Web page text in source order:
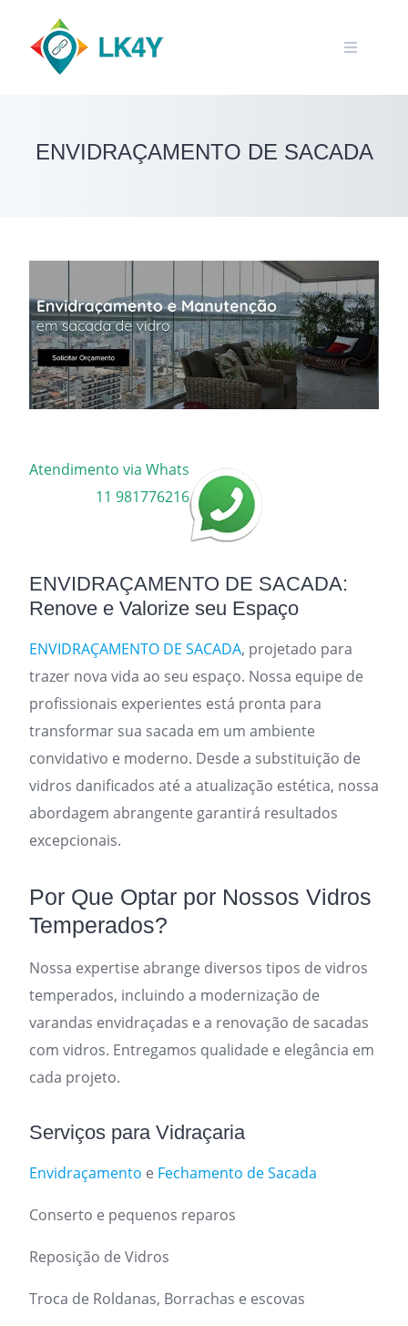
content
ENVIDRAÇAMENTO DE SACADA
Atendimento via Whats
11 981776216
ENVIDRAÇAMENTO DE SACADA:
Renove e Valorize seu Espaço
ENVIDRAÇAMENTO DE SACADA, projetado para
trazer nova vida ao seu espaço. Nossa equipe de
profissionais experientes está pronta para
transformar sua sacada em um ambiente
convidativo e moderno. Desde a substituição de
vidros danificados até a atualização estética, nossa
abordagem abrangente garantirá resultados
excepcionais.
Por Que Optar por Nossos Vidros
Temperados?
Nossa expertise abrange diversos tipos de vidros
temperados, incluindo a modernização de
varandas envidraçadas e a renovação de sacadas
com vidros. Entregamos qualidade e elegância em
cada projeto.
Serviços para Vidraçaria
Envidraçamento e Fechamento de Sacada
Conserto e pequenos reparos
Reposição de Vidros
Troca de Roldanas, Borrachas e escovas